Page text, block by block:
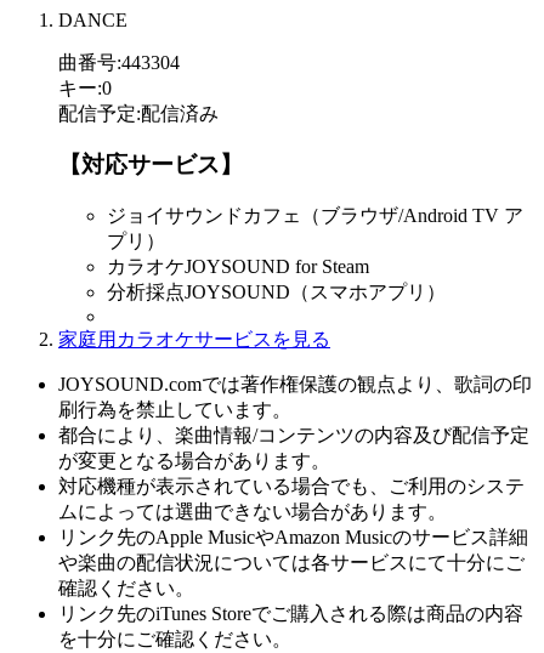
DANCE
曲番号:443304
キー:0
配信予定:配信済み
【対応サービス】
ジョイサウンドカフェ（ブラウザ/Android TV ア
プリ）
カラオケJOYSOUND for Steam
分析採点JOYSOUND（スマホアプリ）
家庭用カラオケサービスを見る
JOYSOUND.comでは著作権保護の観点より、歌詞の印
刷行為を禁止しています。
都合により、楽曲情報/コンテンツの内容及び配信予定
が変更となる場合があります。
対応機種が表示されている場合でも、ご利用のシステ
ムによっては選曲できない場合があります。
リンク先のApple MusicやAmazon Musicのサービス詳細
や楽曲の配信状況については各サービスにて十分にご
確認ください。
リンク先のiTunes Storeでご購入される際は商品の内容
を十分にご確認ください。